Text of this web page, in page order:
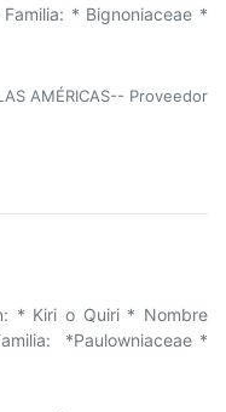
* Bignoniaceae *
AMÉRICAS-- Proveedor
* Kiri o Quiri * Nombre
*Paulowniaceae *